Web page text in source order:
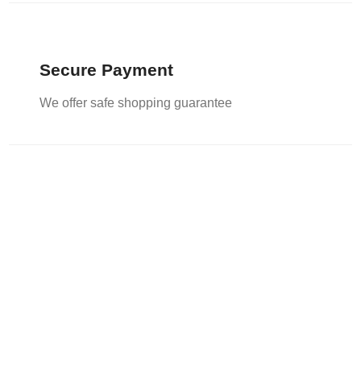
Secure Payment
We offer safe shopping guarantee